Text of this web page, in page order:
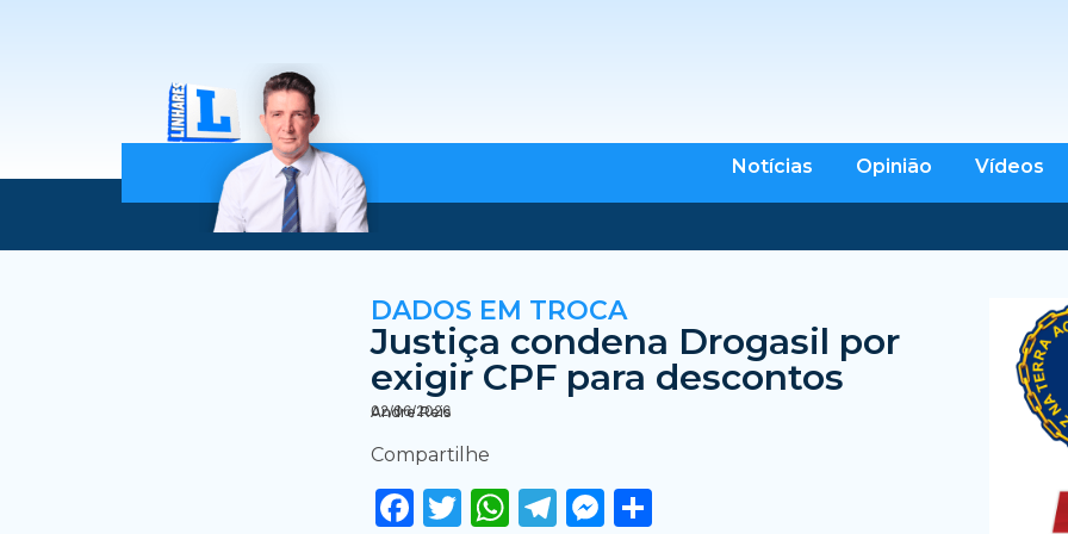
Notícias Opinião Vídeos
DADOS EM TROCA
Justiça condena Drogasil por
exigir CPF para descontos
Andre Reis
02/06/2026
Compartilhe
Facebook
Twitter
WhatsApp
Telegram
Messenger